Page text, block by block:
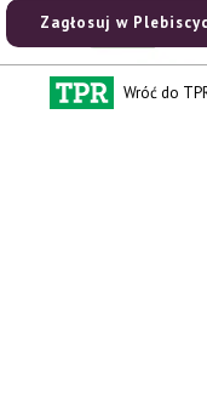
Zagłosuj w
Wróć do